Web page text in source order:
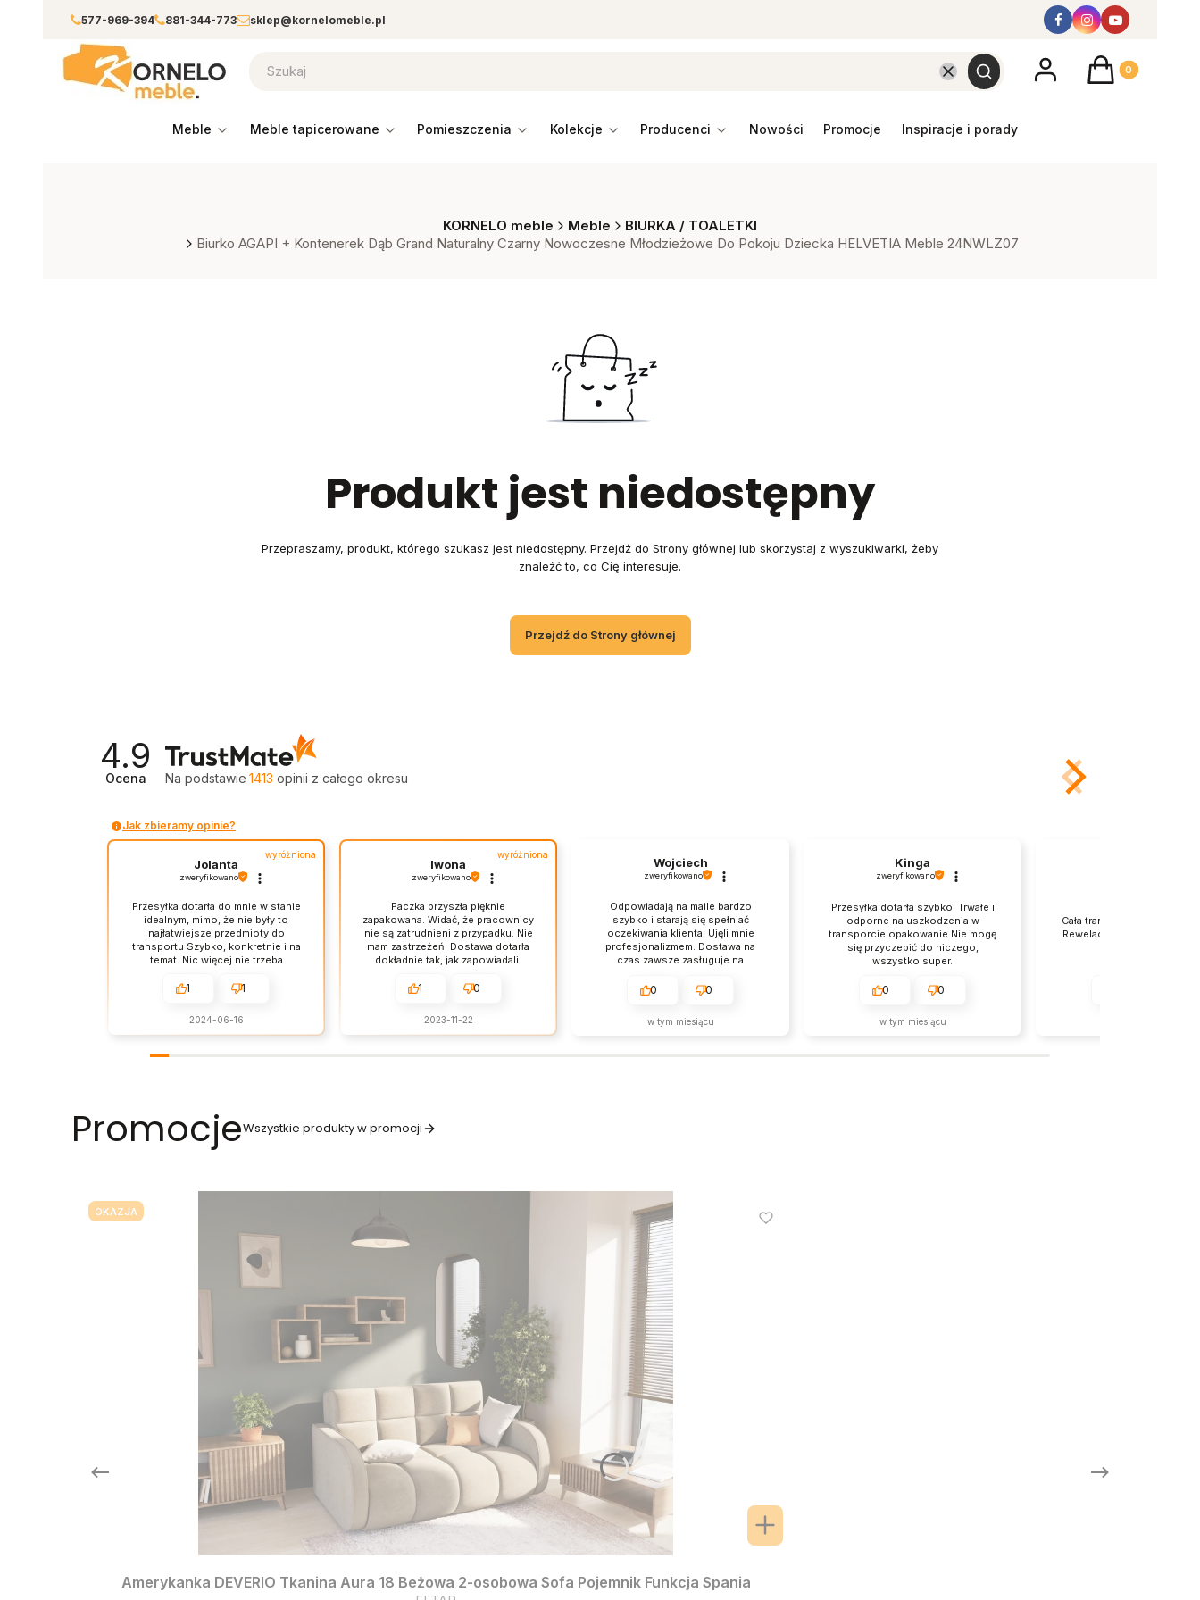
577-969-394 881-344-773 sklep@kornelomeble.pl
Wyczyść
Szukaj
Produkty w
meble meble tapicerowane pomieszczenia kolekcje producenci promocje inspiracje i porady
KORNELO meble Meble
BIURKA / TOALETKI
Biurko AGAPI + Kontenerek Dąb Grand Naturalny Czarny Nowoczesne Młodzieżowe Do Pokoju Dziecka HELVETIA Meble 24NWLZ07
Produkt jest niedostępny
Przepraszamy, produkt, którego szukasz jest niedostępny. Przejdź do Strony głównej lub skorzystaj z wyszukiwarki, żeby
znaleźć to, co Cię interesuje.
Przejdź do Strony głównej
4.9
Ocena Na podstawie 1413 opinii z całego okresu
Jak zbieramy opinie?
wyróżniona
Jolanta
zweryfikowano
Przesyłka dotarła do mnie w stanie
idealnym, mimo, że nie były to
najłatwiejsze przedmioty do
transportu Szybko, konkretnie i na
temat. Nic więcej nie trzeba
oryginalne produkty, wysoki
polecam.
1 1
2024-06-16
wyróżniona
Iwona
zweryfikowano
Paczka przyszła pięknie
zapakowana. Widać, że pracownicy
nie są zatrudnieni z przypadku. Nie
mam zastrzeżeń. Dostawa dotarła
dokładnie tak, jak zapowiadali.
dostarczonych produktów, wow.
1 0
2023-11-22
Wojciech
zweryfikowano
Odpowiadają na maile bardzo
szybko i starają się spełniać
oczekiwania klienta. Ujęli mnie
profesjonalizmem. Dostawa na
czas zawsze zasługuje na
dokładnie zabezpieczone. Produkty
zgodne z opisem, a na dodatek w
0 0
w tym miesiącu
Kinga
zweryfikowano
Przesyłka dotarła szybko. Trwałe i
odporne na uszkodzenia w
transporcie opakowanie.Nie mogę
się przyczepić do niczego,
wszystko super.
0 0
w tym miesiącu
Cała transakcja zgodnie z
Rewelacja. Szybkość,
PromocjeWszystkie produkty w promocji
OKAZJA
Amerykanka DEVERIO Tkanina Aura 18 Beżowa 2-osobowa Sofa Pojemnik Funkcja Spania